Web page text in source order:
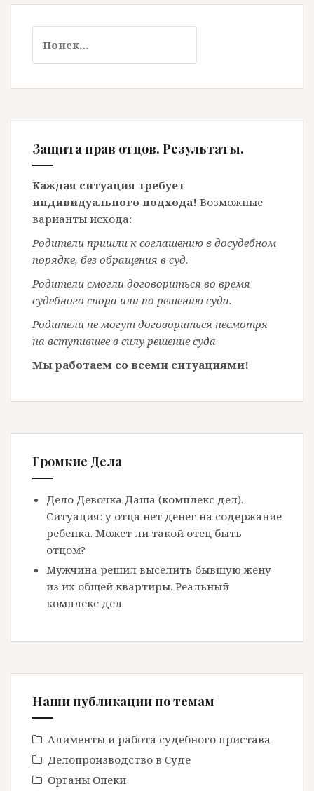
Защита прав отцов. Результаты.
Каждая ситуация требует
индивидуального подхода! Возможные
варианты исхода:
Родители пришли к соглашению в досудебном
порядке, без обращения в суд.
Родители смогли договориться во время
судебного спора или по решению суда.
Родители не могут договориться несмотря
на вступившее в силу решение суда
Мы работаем со всеми ситуациями!
Громкие Дела
Дело Девочка Даша (комплекс дел).
Ситуация: у отца нет денег на содержание
ребенка. Может ли такой отец быть
отцом?
Мужчина решил выселить бывшую жену
из их общей квартиры. Реальный
комплекс дел.
Наши публикации по темам
Алименты и работа судебного пристава
Делопроизводство в Cуде
Органы Опеки